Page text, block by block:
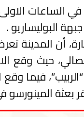
الساعات
البوليساريو .
أن المدينة
حيث وقع
فيما وقع
بعثة المينورسو